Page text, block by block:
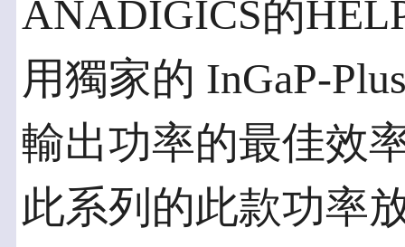
ANADIGICS的
用獨家的 InGaP-
輸出功率的最佳效
此系列的此款功率